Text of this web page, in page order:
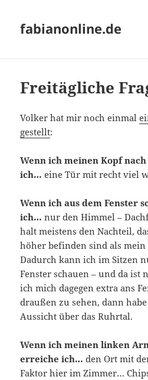
fabianonline.de
Freitägliche
Volker hat mir noch einmal
gestellt:
Wenn ich meinen Kopf
ich… eine Tür mit recht viel
Wenn ich aus dem Fenster
ich… nur den Himmel –
halt meistens den Nachteil,
höher befinden sind als
Dadurch kann ich im Sitzen
Fenster schauen – und da ist
ich mich dagegen extra ans
draußen zu sehen, dann
Aussicht über das Ruhrtal.
Wenn ich meinen linken
erreiche ich… den Ort mit
Faktor hier im Zimmer…